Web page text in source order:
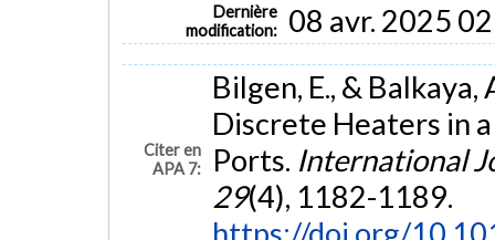
Dernière
modification:
08 avr. 2025
Citer en
APA 7:
Bilgen, E., &
Discrete Heaters in
Ports. International
29(4), 1182-1189.